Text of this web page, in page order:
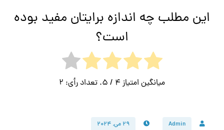
این مطلب چه اندازه برایتان مفید بوده
است؟
میانگین امتیاز 4 / 5. تعداد رأی: 2
Admin ۲۹ می, ۲۰۲۴